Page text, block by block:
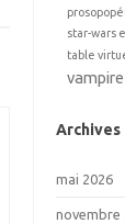
star-wars
table
vampire
Archives
mai 2026
novembre